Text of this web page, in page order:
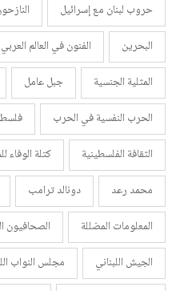
حروب لبنان مع إسرائيل
البحرين
الفنون في العالم العربي
المثلية الجنسية
جبل عامل
الحرب النفسية في الحرب
الثقافة الفلسطينية
كتلة الوفاء
محمد رعد
دونالد ترامب
المعلومات المضللة
الصحافيون
الجيش اللبناني
مجلس النواب